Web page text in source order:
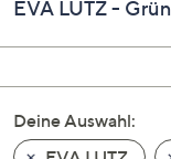
Pfeiltasten
nach
und
nach
unten
EVA LUTZ - Grün
Deine Auswahl: